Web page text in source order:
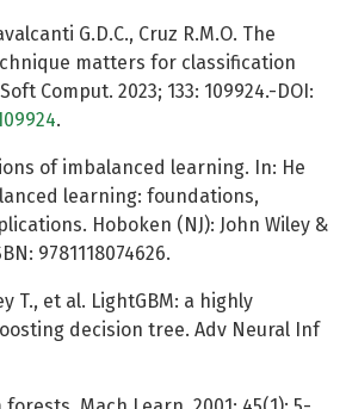
G.D.C., Cruz R.M.O. The
matters for classification
Comput. 2023; 133: 109924.-DOI:
.
of imbalanced learning. In: He
learning: foundations,
Hoboken (NJ): John Wiley &
9781118074626.
T., et al. LightGBM: a highly
decision tree. Adv Neural Inf